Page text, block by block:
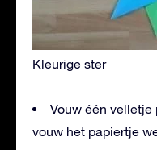
Kleurige ster
Vouw één velletje
vouw het papiertje